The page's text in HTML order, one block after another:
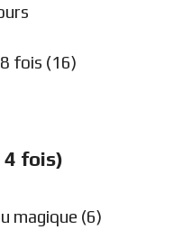
fois (16)
4 fois)
magique (6)